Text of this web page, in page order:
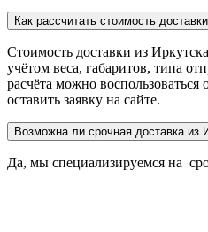
Как рассчитать стоимость
Стоимость доставки из
учётом веса, габаритов, типа
расчёта можно
оставить заявку на сайте.
Возможна ли срочная доставка из
Да, мы специализируемся на